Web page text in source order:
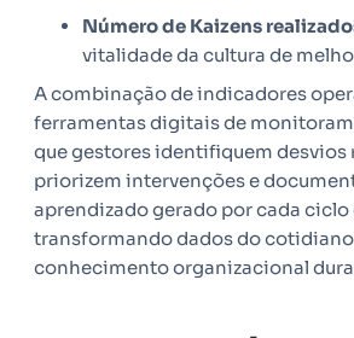
Número de Kaizens
vitalidade da cultura de
A combinação de indicadores
ferramentas digitais de
que gestores identifiquem desvios
priorizem intervenções e
aprendizado gerado por cada
transformando dados do
conhecimento organizacional